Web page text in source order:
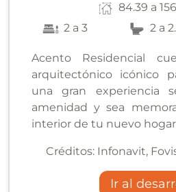
84.39 a
2 a 3
2 a
Acento Residencial
arquitectónico icónico
una gran experiencia
amenidad y sea
interior de tu nuevo hogar
Créditos: Infonavit,
Ir al